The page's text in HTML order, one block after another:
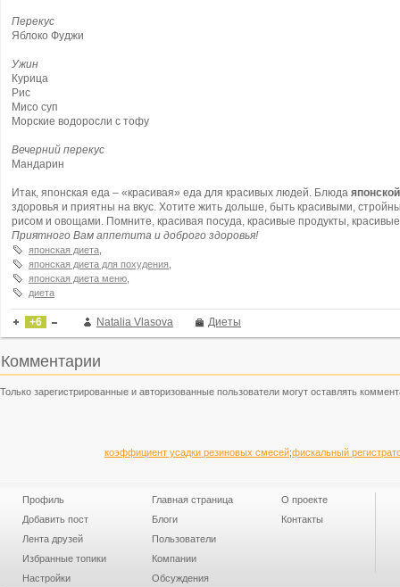
Перекус
Яблоко Фуджи
Ужин
Курица
Рис
Мисо суп
Морские водоросли с тофу
Вечерний перекус
Мандарин
Итак, японская еда – «красивая» еда для красивых людей. Блюда
здоровья и приятны на вкус. Хотите жить дольше, быть красивыми,
рисом и овощами. Помните, красивая посуда, красивые продукты,
Приятного Вам аппетита и доброго здоровья!
японская диета
японская диета для похудения
японская диета меню
диета
+6 Natalia Vlasova Диеты
Комментарии
Только зарегистрированные и авторизованные пользователи могут оставлять
коэффициент усадки резиновых смесей;фискальный
Профиль
Добавить пост
Лента друзей
Избранные топики
Настройки
Главная страница
Блоги
Пользователи
Компании
Обсуждения
О проекте
Контакты